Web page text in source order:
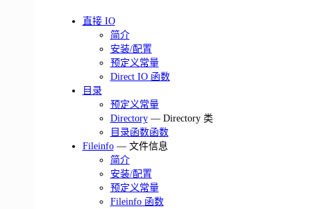
直接 IO
简介
安装/配置
预定义常量
Direct IO 函数
目录
预定义常量
Directory— Directory 类
目录函数函数
Fileinfo— 文件信息
简介
安装/配置
预定义常量
Fileinfo 函数